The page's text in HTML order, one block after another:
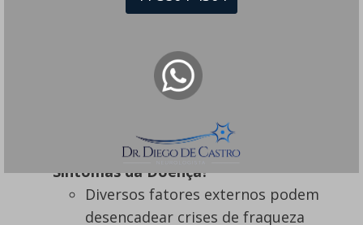
tratamento adequado para o seu caso.
Perguntas Frequentes
sobre a Miastenia Gravis
Quais Fatores Podem Piorar os
Sintomas da Doença?
Diversos fatores externos podem
desencadear crises de fraqueza